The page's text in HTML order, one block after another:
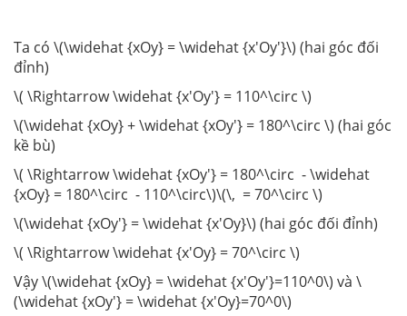
Ta có \(\widehat {xOy} = \widehat {x'Oy'}\) (hai góc đối
đỉnh)
\( \Rightarrow \widehat {x'Oy'} = 110^\circ \)
\(\widehat {xOy} + \widehat {xOy'} = 180^\circ \) (hai góc
kề bù)
\( \Rightarrow \widehat {xOy'} = 180^\circ - \widehat
{xOy} = 180^\circ - 110^\circ\)\(\, = 70^\circ \)
\(\widehat {xOy'} = \widehat {x'Oy}\) (hai góc đối đỉnh)
\( \Rightarrow \widehat {x'Oy} = 70^\circ \)
Vậy \(\widehat {xOy} = \widehat {x'Oy'}=110^0\) và \
(\widehat {xOy'} = \widehat {x'Oy}=70^0\)